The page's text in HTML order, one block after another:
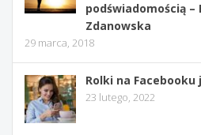
podświadomością
Zdanowska
29 marca, 2018
Rolki na Facebooku
23 lutego, 2022